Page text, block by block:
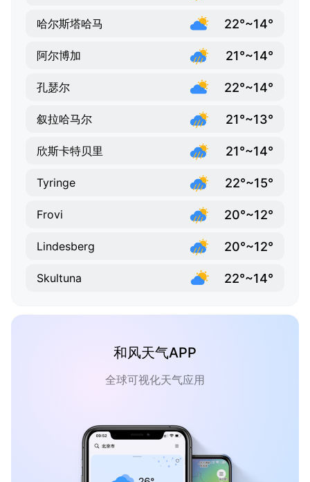
哈尔斯塔哈马 22°~14°
阿尔博加 21°~14°
孔瑟尔 22°~14°
叙拉哈马尔 21°~13°
欣斯卡特贝里 21°~14°
Tyringe 22°~15°
Frovi 20°~12°
Lindesberg 20°~12°
Skultuna 22°~14°
和风天气APP
全球可视化天气应用